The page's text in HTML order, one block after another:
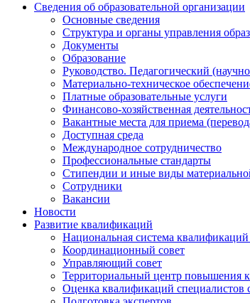
Сведения об образовательной организации
Основные сведения
Структура и органы управления
Документы
Образование
Руководство. Педагогический
Материально-техническое
Платные образовательные услуги
Финансово-хозяйственная
Вакантные места для приема
Доступная среда
Международное сотрудничество
Профессиональные стандарты
Стипендии и иные виды
Сотрудники
Вакансии
Новости
Развитие квалификаций
Национальная система
Координационный совет
Управляющий совет
Территориальный центр повышения
Оценка квалификаций специалистов